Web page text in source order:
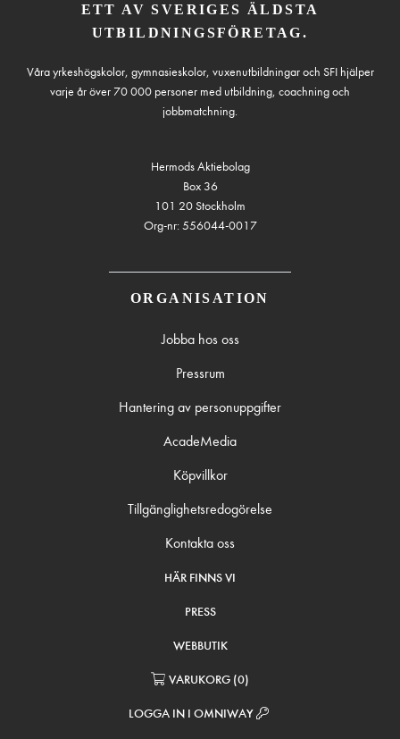
ETT AV SVERIGES ÄLDSTA
UTBILDNINGSFÖRETAG.
Våra yrkeshögskolor, gymnasieskolor, vuxenutbildningar och SFI hjälper
varje år över 70 000 personer med utbildning, coachning och
jobbmatchning.
Hermods Aktiebolag
Box 36
101 20 Stockholm
Org-nr: 556044-0017
ORGANISATION
Jobba hos oss
Pressrum
Hantering av personuppgifter
AcadeMedia
Köpvillkor
Tillgänglighetsredogörelse
Kontakta oss
HÄR FINNS VI
PRESS
WEBBUTIK
VARUKORG (0)
LOGGA IN I OMNIWAY